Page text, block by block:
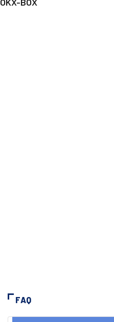
FAQ